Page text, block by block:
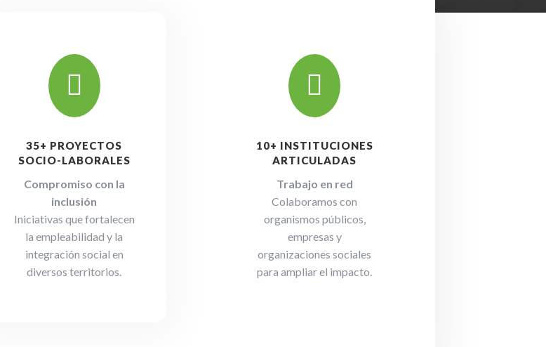

35+ PROYECTOS
SOCIO-LABORALES
Compromiso con la
inclusión
Iniciativas que fortalecen
la empleabilidad y la
integración social en
diversos territorios.

10+ INSTITUCIONES
ARTICULADAS
Trabajo en red
Colaboramos con
organismos públicos,
empresas y
organizaciones sociales
para ampliar el impacto.